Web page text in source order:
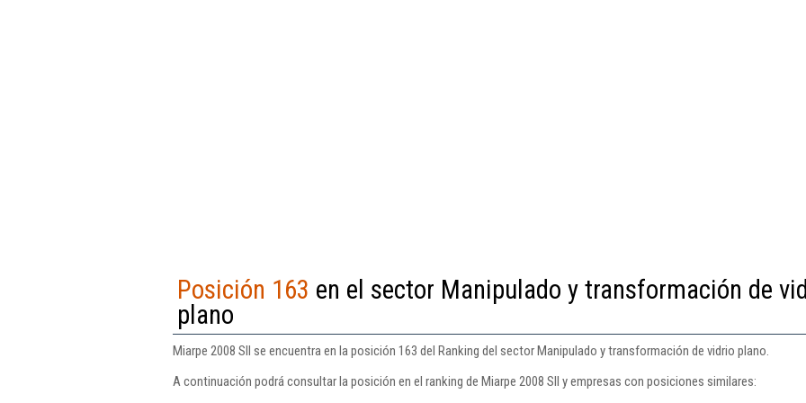
Posición 163 en el sector Manipulado y transformación de
plano
Miarpe 2008 Sll se encuentra en la posición 163 del Ranking del sector Manipulado y transformación de vidrio plano.
A continuación podrá consultar la posición en el ranking de Miarpe 2008 Sll y empresas con posiciones similares: